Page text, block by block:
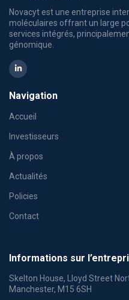
Novacyt est une entreprise
moléculaires offrant un large
services intégrés,
génomique.
Navigation
Accueil
Investisseurs
À propos
Actualités
Policies
Contact
Informations sur
Skelton House, Lloyd Street
Manchester, M15 6SH